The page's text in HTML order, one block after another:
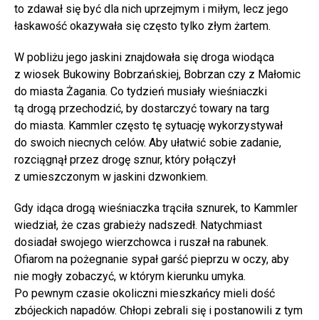
to zdawał się być dla nich uprzejmym i miłym, lecz jego
łaskawość okazywała się często tylko złym żartem.
W pobliżu jego jaskini znajdowała się droga wiodąca
z wiosek Bukowiny Bobrzańskiej, Bobrzan czy z Małomic
do miasta Żagania. Co tydzień musiały wieśniaczki
tą drogą przechodzić, by dostarczyć towary na targ
do miasta. Kammler często tę sytuację wykorzystywał
do swoich niecnych celów. Aby ułatwić sobie zadanie,
rozciągnął przez drogę sznur, który połączył
z umieszczonym w jaskini dzwonkiem.
Gdy idąca drogą wieśniaczka trąciła sznurek, to Kammler
wiedział, że czas grabieży nadszedł. Natychmiast
dosiadał swojego wierzchowca i ruszał na rabunek.
Ofiarom na pożegnanie sypał garść pieprzu w oczy, aby
nie mogły zobaczyć, w którym kierunku umyka.
Po pewnym czasie okoliczni mieszkańcy mieli dość
zbójeckich napadów. Chłopi zebrali się i postanowili z tym